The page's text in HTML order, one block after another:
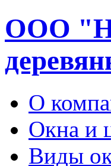
ООО
О
Окна и
Виды